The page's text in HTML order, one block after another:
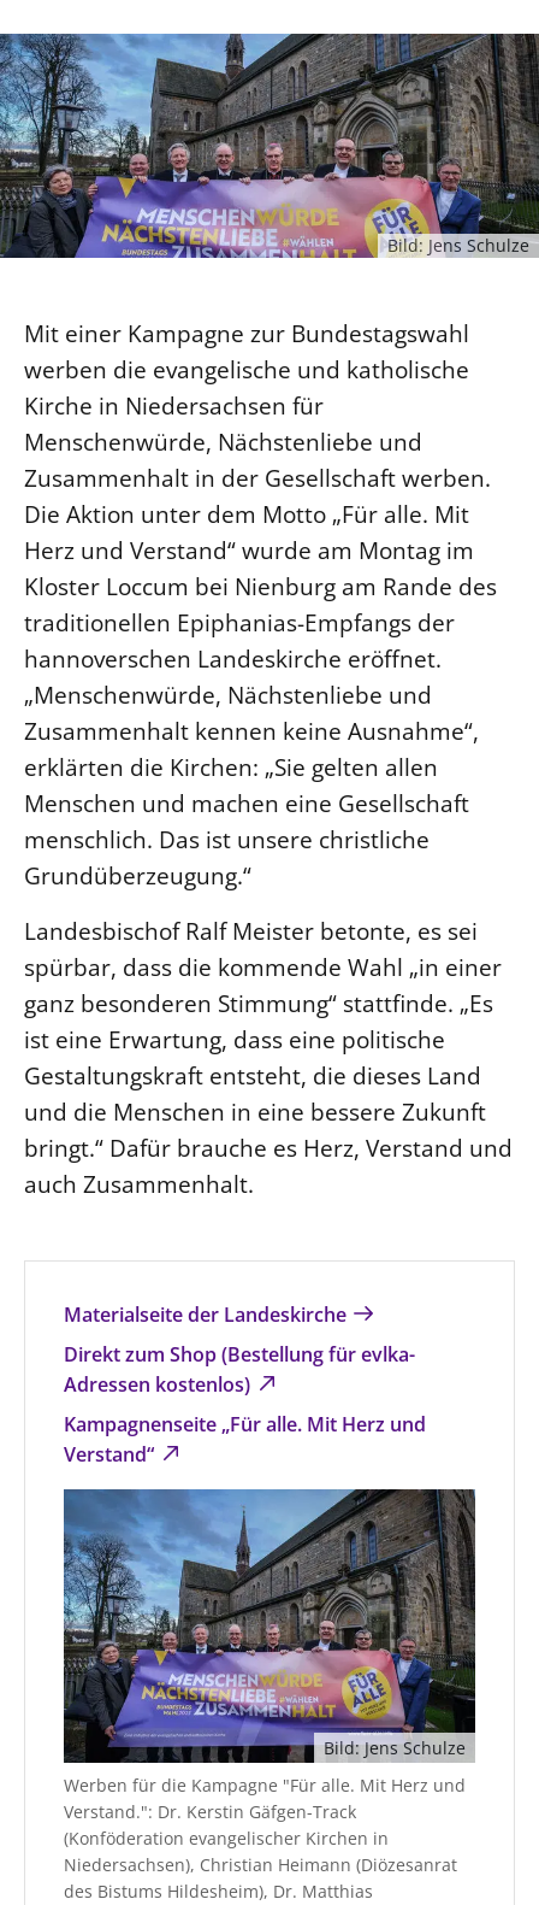
Bild: Jens Schulze
Materialseite der Landeskirche
Direkt zum Shop (Bestellung für evlka-
Adressen kostenlos)
Kampagnenseite „Für alle. Mit Herz und
Verstand“
Bild: Jens Schulze
Werben für die Kampagne "Für alle. Mit Herz und
Verstand.": Dr. Kerstin Gäfgen-Track
(Konföderation evangelischer Kirchen in
Niedersachsen), Christian Heimann (Diözesanrat
des Bistums Hildesheim), Dr. Matthias
Mit einer Kampagne zur Bundestagswahl
werben die evangelische und katholische
Kirche in Niedersachsen für
Menschenwürde, Nächstenliebe und
Zusammenhalt in der Gesellschaft werben.
Die Aktion unter dem Motto „Für alle. Mit
Herz und Verstand“ wurde am Montag im
Kloster Loccum bei Nienburg am Rande des
traditionellen Epiphanias-Empfangs der
hannoverschen Landeskirche eröffnet.
„Menschenwürde, Nächstenliebe und
Zusammenhalt kennen keine Ausnahme“,
erklärten die Kirchen: „Sie gelten allen
Menschen und machen eine Gesellschaft
menschlich. Das ist unsere christliche
Grundüberzeugung.“
Landesbischof Ralf Meister betonte, es sei
spürbar, dass die kommende Wahl „in einer
ganz besonderen Stimmung“ stattfinde. „Es
ist eine Erwartung, dass eine politische
Gestaltungskraft entsteht, die dieses Land
und die Menschen in eine bessere Zukunft
bringt.“ Dafür brauche es Herz, Verstand und
auch Zusammenhalt.
Kirche und Finanzen
Personalausschuss
LANDESKIRCHENAMT
Willkommen
Kollegium
Abteilungen des Landeskirchenamts
Fachstelle Sexualisierte Gewalt
Beschwerdestellen
Kirchenämter
Gleichstellung
Datenschutz
Geschäftsstelle Landessynode
LANDESSYNODE
27. Landessynode
Kontakt
Hintergrund
MITARBEIT
Ehrenamt
Beruf
Freie Stellen
BIBLIOTHEK & ARCHIV
SERVICE
Älterwerden im Pfarrberuf
Beteiligungsverfahren
Beschwerdestellen
Ephoralbüro
Finanzplanung
IT-Service
Corporate Design
Interventionsplan
Jahresgespräche
Kantine Speiseplan
Kirchliches Amtsblatt
Kirchliche Verwaltung
Klimaschutzgesetz
Kunstreferat
NKVK
Öffentlichkeitsarbeit
Personalausschuss
Projektmanagement
Recht
Terminstundenplaner
Evangelische Kirche
Lutherische Kirche
Glaubensbekenntnis
Positionen
Ökumene
Religionen
Gegen Gewalt
KLIMASCHUTZ
Nachhaltigkeit
Erneuerbare Energien
Mobilität
Naturschutz
Impressum
Datenschutz
Kontakt
Barrierefreiheit
Presse
Freie Stellen
Service für Gemeinden